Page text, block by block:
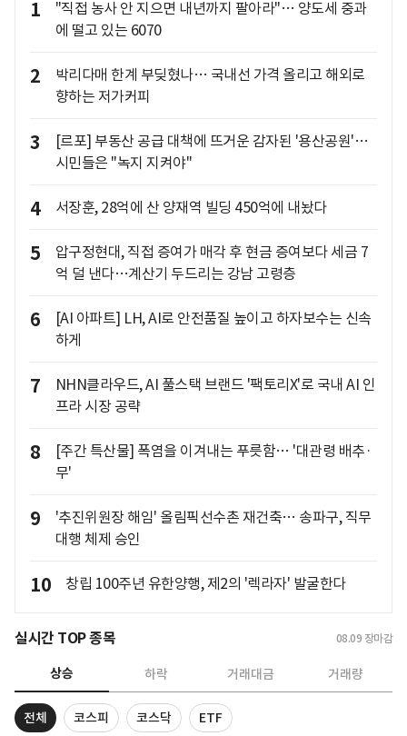
1
"직접 농사 안 지으면 내년까지 팔아라"… 양도세 중과
에 떨고 있는 6070
2
박리다매 한계 부딪혔나… 국내선 가격 올리고 해외로
향하는 저가커피
3
[르포] 부동산 공급 대책에 뜨거운 감자된 '용산공원'…
시민들은 "녹지 지켜야"
4 서장훈, 28억에 산 양재역 빌딩 450억에 내놨다
5
압구정현대, 직접 증여가 매각 후 현금 증여보다 세금 7
억 덜 낸다…계산기 두드리는 강남 고령층
6
[AI 아파트] LH, AI로 안전품질 높이고 하자보수는 신속
하게
7
NHN클라우드, AI 풀스택 브랜드 '팩토리X'로 국내 AI 인
프라 시장 공략
8
[주간 특산물] 폭염을 이겨내는 푸릇함… '대관령 배추·
무'
9
'추진위원장 해임' 올림픽선수촌 재건축… 송파구, 직무
대행 체제 승인
10 창립 100주년 유한양행, 제2의 '렉라자' 발굴한다
실시간 TOP 종목 08.09 장마감
상승 하락 거래대금 거래량
전체 코스피 코스닥 ETF